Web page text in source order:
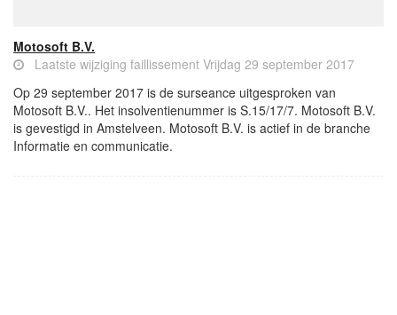
Motosoft B.V.
Laatste wijziging faillissement Vrijdag 29 september 2017
Op 29 september 2017 is de surseance uitgesproken van
Motosoft B.V.. Het insolventienummer is S.15/17/7. Motosoft B.V.
is gevestigd in Amstelveen. Motosoft B.V. is actief in de branche
Informatie en communicatie.